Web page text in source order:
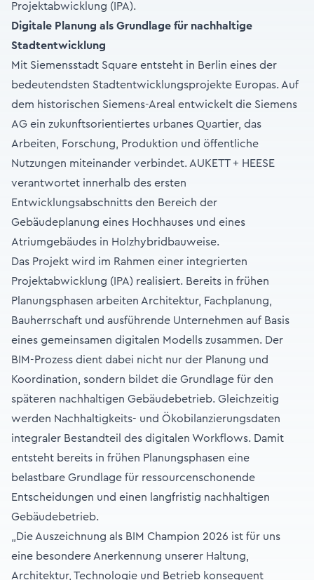
Projektabwicklung (IPA).
Digitale Planung als Grundlage für nachhaltige
Stadtentwicklung
Mit Siemensstadt Square entsteht in Berlin eines der
bedeutendsten Stadtentwicklungsprojekte Europas. Auf
dem historischen Siemens-Areal entwickelt die Siemens
AG ein zukunftsorientiertes urbanes Quartier, das
Arbeiten, Forschung, Produktion und öffentliche
Nutzungen miteinander verbindet. AUKETT + HEESE
verantwortet innerhalb des ersten
Entwicklungsabschnitts den Bereich der
Gebäudeplanung eines Hochhauses und eines
Atriumgebäudes in Holzhybridbauweise.
Das Projekt wird im Rahmen einer integrierten
Projektabwicklung (IPA) realisiert. Bereits in frühen
Planungsphasen arbeiten Architektur, Fachplanung,
Bauherrschaft und ausführende Unternehmen auf Basis
eines gemeinsamen digitalen Modells zusammen. Der
BIM-Prozess dient dabei nicht nur der Planung und
Koordination, sondern bildet die Grundlage für den
späteren nachhaltigen Gebäudebetrieb. Gleichzeitig
werden Nachhaltigkeits- und Ökobilanzierungsdaten
integraler Bestandteil des digitalen Workflows. Damit
entsteht bereits in frühen Planungsphasen eine
belastbare Grundlage für ressourcenschonende
Entscheidungen und einen langfristig nachhaltigen
Gebäudebetrieb.
„Die Auszeichnung als BIM Champion 2026 ist für uns
eine besondere Anerkennung unserer Haltung,
Architektur, Technologie und Betrieb konsequent